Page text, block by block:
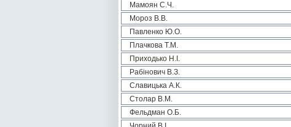
Мамоян С.Ч.
Мороз В.В.
Павленко Ю.О.
Плачкова Т.М.
Приходько Н.І.
Рабінович В.З.
Славицька А.К.
Столар В.М.
Фельдман О.Б.